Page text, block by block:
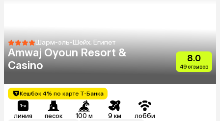
Шарм-эль-Шейх, Египет
Amwaj Oyoun Resort &
Casino
8.0
49 отзывов
Кешбэк 4% по карте Т-Банка
линия песок 100 м 9 км лобби